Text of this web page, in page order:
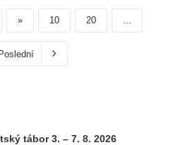
» 10 20
Poslední
tábor 3. – 7. 8. 2026